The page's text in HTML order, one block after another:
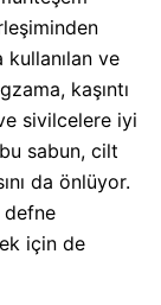
kullanılan ve
kaşıntı
sivilcelere iyi
sabun, cilt
da önlüyor.
defne
için de